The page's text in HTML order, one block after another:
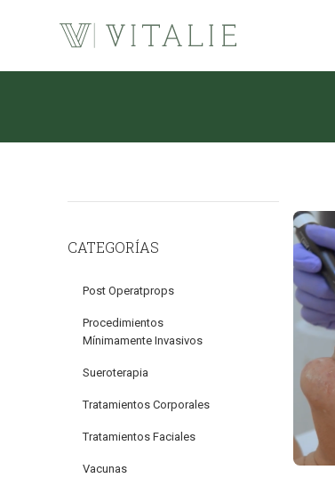
CATEGORÍAS
Post Operatprops
Procedimientos
Mínimamente Invasivos
Sueroterapia
Tratamientos Corporales
Tratamientos Faciales
Vacunas